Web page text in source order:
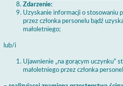
Zdarzenie:
Uzyskanie informacji o stosowaniu
przez członka personelu bądź
małoletniego;
lub/i
Ujawnienie „na gorącym uczynku”
małoletniego przez członka